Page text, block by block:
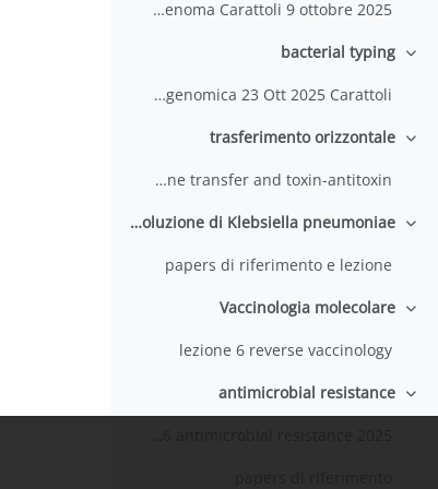
organizzazione del genoma Carattoli 9 ottobre 2025
طيbacterial typing
lesson 2: bacterial typing e genomica 23 Ott 2025 Carattoli
طيtrasferimento orizzontale
horizontal gene transfer and toxin-antitoxin
طي Evoluzione di Klebsiella pneumoniae
papers di riferimento e lezione
طيVaccinologia molecolare
lezione 6 reverse vaccinology
طيantimicrobial resistance